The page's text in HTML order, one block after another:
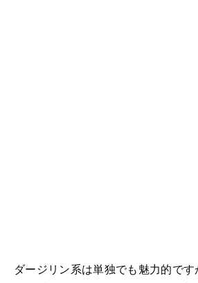
ダージリン系は単独でも魅力的で